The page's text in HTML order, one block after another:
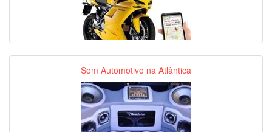
Som Automotivo na Atlântica